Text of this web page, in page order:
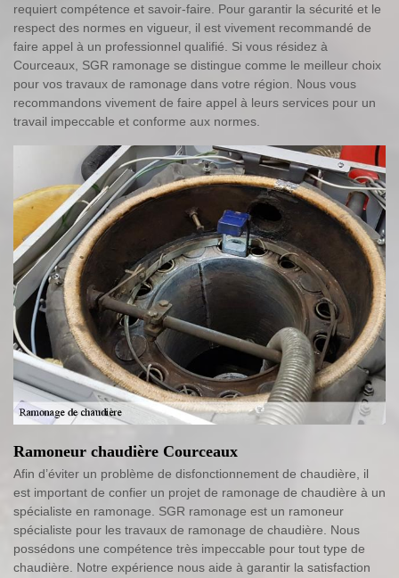
requiert compétence et savoir-faire. Pour garantir la sécurité et le
respect des normes en vigueur, il est vivement recommandé de
faire appel à un professionnel qualifié. Si vous résidez à
Courceaux, SGR ramonage se distingue comme le meilleur choix
pour vos travaux de ramonage dans votre région. Nous vous
recommandons vivement de faire appel à leurs services pour un
travail impeccable et conforme aux normes.
Ramoneur chaudière Courceaux
Afin d’éviter un problème de disfonctionnement de chaudière, il
est important de confier un projet de ramonage de chaudière à un
spécialiste en ramonage. SGR ramonage est un ramoneur
spécialiste pour les travaux de ramonage de chaudière. Nous
possédons une compétence très impeccable pour tout type de
chaudière. Notre expérience nous aide à garantir la satisfaction